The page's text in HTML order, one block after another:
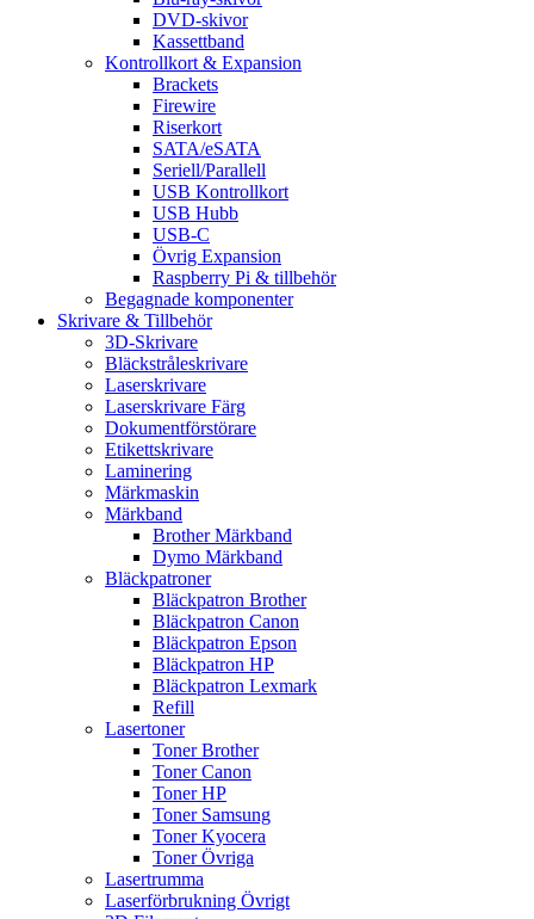
DVD-skivor
Kassettband
Kontrollkort & Expansion
Brackets
Firewire
Riserkort
SATA/eSATA
Seriell/Parallell
USB Kontrollkort
USB Hubb
USB-C
Övrig Expansion
Raspberry Pi & tillbehör
Begagnade komponenter
Skrivare & Tillbehör
3D-Skrivare
Bläckstråleskrivare
Laserskrivare
Laserskrivare Färg
Dokumentförstörare
Etikettskrivare
Laminering
Märkmaskin
Märkband
Brother Märkband
Dymo Märkband
Bläckpatroner
Bläckpatron Brother
Bläckpatron Canon
Bläckpatron Epson
Bläckpatron HP
Bläckpatron Lexmark
Refill
Lasertoner
Toner Brother
Toner Canon
Toner HP
Toner Samsung
Toner Kyocera
Toner Övriga
Lasertrumma
Laserförbrukning Övrigt